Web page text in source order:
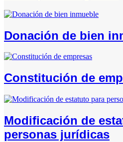
Donación de bien
Constitución de
Modificación de
personas jurídicas